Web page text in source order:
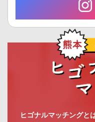
ヒゴナルマッチングと